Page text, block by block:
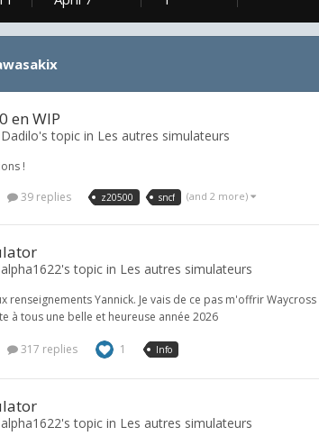
en WIP
topic in Les autres simulateurs
!
39 replies z20500 sncf (and 2 more)
topic in Les autres simulateurs
renseignements Yannick. Je vais de ce pas m'offrir
à tous une belle et heureuse année 2026
317 replies 1 Info
topic in Les autres simulateurs